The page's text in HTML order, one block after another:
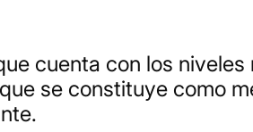
cuenta con los niveles
se constituye como